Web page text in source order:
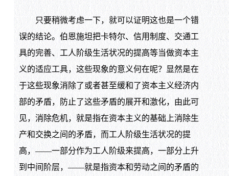
只要稍微考虑一下，就可以证明这也是一个错
误的结论。伯恩施坦把卡特尔、信用制度、交通工
具的完善、工人阶级生活状况的提高等当做资本主
义的适应工具，这些现象的意义何在呢？显然是在
于这些现象消除了或者甚至缓和了资本主义经济内
部的矛盾，防止了这些矛盾的展开和激化，由此可
见，消除危机，就是指在资本主义的基础上消除生
产和交换之间的矛盾，而工人阶级生活状况的提
高，——一部分作为工人阶级来提高，一部分上升
到中间阶层，——就是指资本和劳动之间的矛盾的